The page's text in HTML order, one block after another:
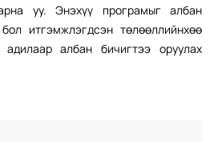
уу. Энэхүү програмыг албан
итгэмжлэгдсэн төлөөллийнхөө
адилаар албан бичигтээ оруулах